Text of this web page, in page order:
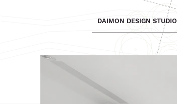
DAIMON DESIGN STUDIO